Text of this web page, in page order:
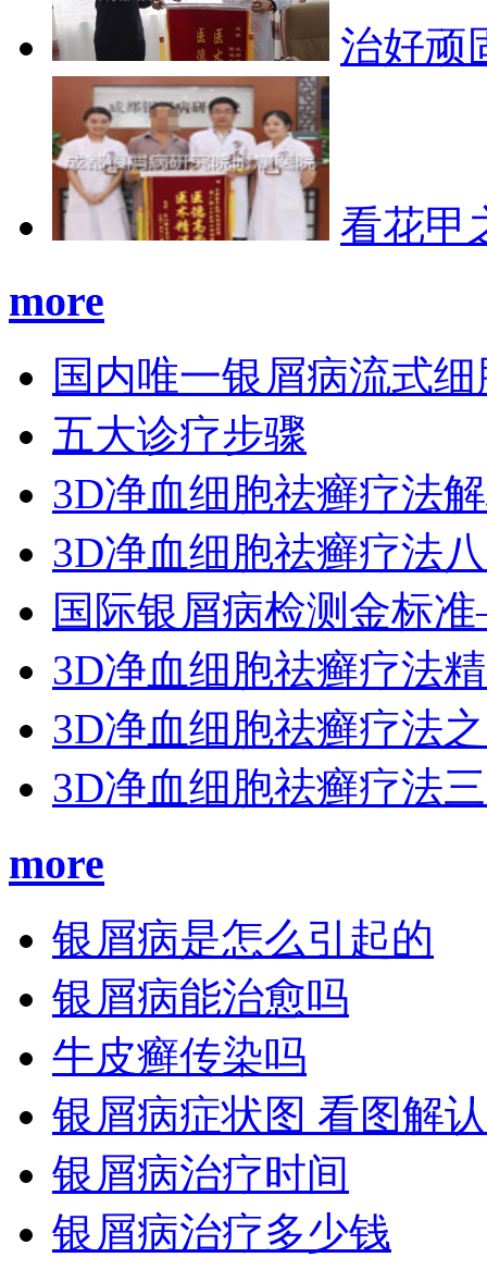
治好顽
看花甲
more
国内唯一银屑病流式
五大诊疗步骤
3D净血细胞祛癣疗法
3D净血细胞祛癣疗法
国际银屑病检测金标
3D净血细胞祛癣疗法
3D净血细胞祛癣疗法
3D净血细胞祛癣疗法
more
银屑病是怎么引起的
银屑病能治愈吗
牛皮癣传染吗
银屑病症状图 看图解
银屑病治疗时间
银屑病治疗多少钱